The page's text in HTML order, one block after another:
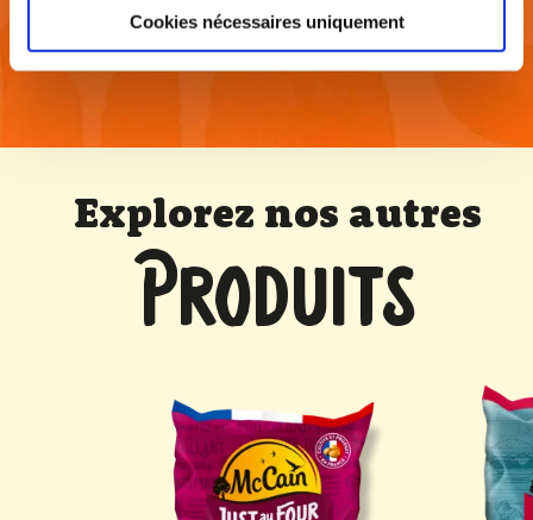
Cookies nécessaires uniquement
Explorez nos autres
PRODUITS